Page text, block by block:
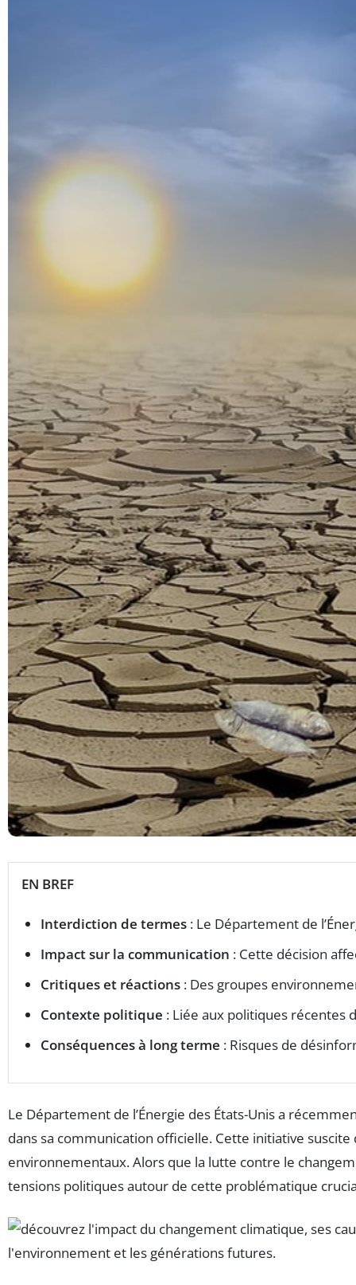
EN BREF
Interdiction de termes : Le Département de
Impact sur la communication : Cette décision
Critiques et réactions : Des groupes
Contexte politique : Liée aux politiques récentes
Conséquences à long terme : Risques de
Le Département de l’Énergie des États-Unis a
dans sa communication officielle. Cette initiative
environnementaux. Alors que la lutte contre le
tensions politiques autour de cette problématique